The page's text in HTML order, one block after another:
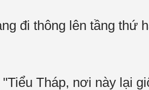
đi thông lên tầng thứ
Tháp, nơi này lại